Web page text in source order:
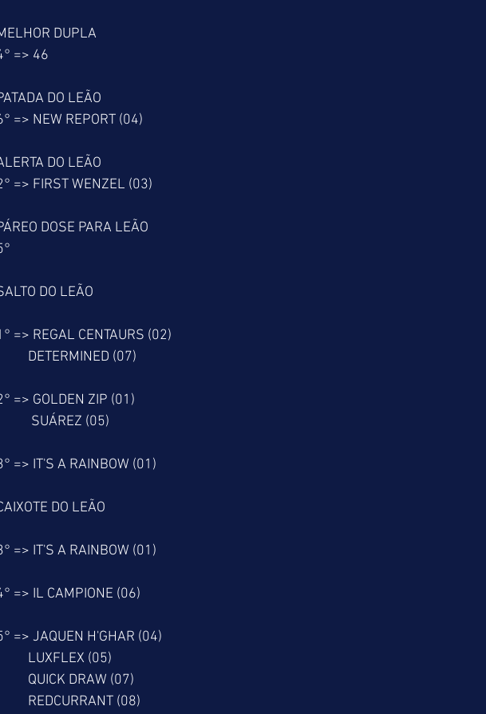
DUPLA
=> 46
DO LEÃO
=> NEW REPORT (04)
DO LEÃO
=> FIRST WENZEL (03)
DOSE PARA LEÃO
DO LEÃO
=> REGAL CENTAURS (02)
          DETERMINED (07)
=> GOLDEN ZIP (01)
           SUÁREZ (05)
=> IT'S A RAINBOW (01)
DO LEÃO
=> IT'S A RAINBOW (01)
=> IL CAMPIONE (06)
=> JAQUEN H'GHAR (04)
          LUXFLEX (05)
          QUICK DRAW (07)
          REDCURRANT (08)